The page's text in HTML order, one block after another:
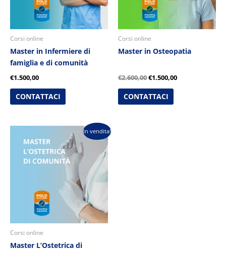
Corsi online
Master in Infermiere di
famiglia e di comunità
€1.500,00
CONTATTACI
Corsi online
Master in Osteopatia
€2.600,00€1.500,00
CONTATTACI
In vendita!
Corsi online
Master L’Ostetrica di
prezzo
originale
era:
€2.600,00.
prezzo
attuale
è:
€1.500,00.